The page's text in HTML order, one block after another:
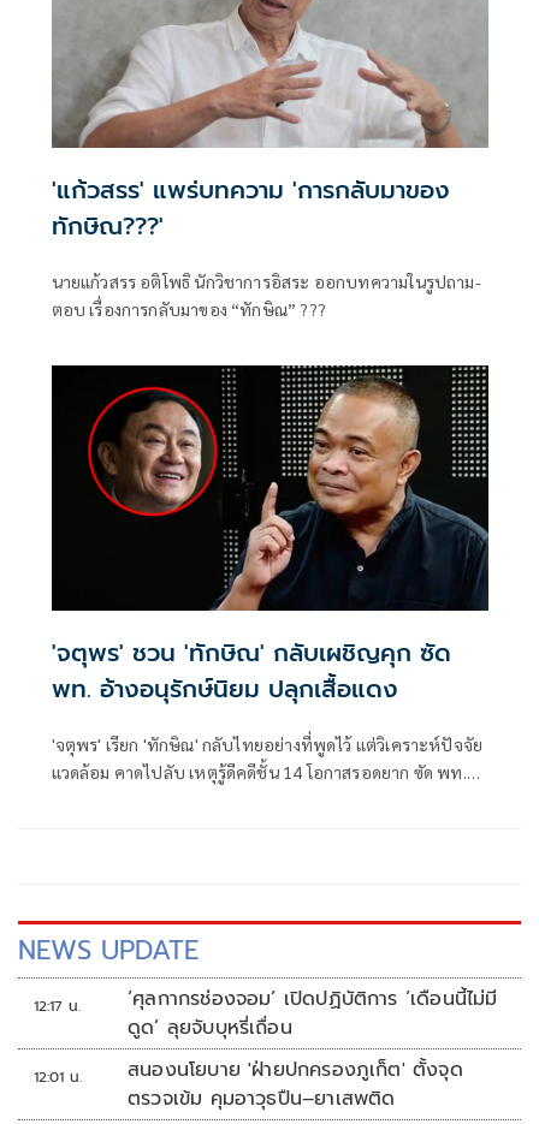
'แก้วสรร' แพร่บทความ 'การกลับมาของ
ทักษิณ???'
นายแก้วสรร อติโพธิ นักวิชาการอิสระ ออกบทความในรูปถาม-
ตอบ เรื่องการกลับมาของ “ทักษิณ” ???
'จตุพร' ชวน 'ทักษิณ' กลับเผชิญคุก ซัด
พท. อ้างอนุรักษ์นิยม ปลุกเสื้อแดง
'จตุพร' เรียก 'ทักษิณ' กลับไทยอย่างที่พูดไว้ แต่วิเคราะห์ปัจจัย
แวดล้อม คาดไปลับ เหตุรู้ดีคดีชั้น 14 โอกาสรอดยาก ซัด พท.
NEWS UPDATE
12:17 น.
‘ศุลกากรช่องจอม’ เปิดปฏิบัติการ ‘เดือนนี้ไม่มี
ดูด’ ลุยจับบุหรี่เถื่อน
12:01 น.
สนองนโยบาย 'ฝ่ายปกครองภูเก็ต' ตั้งจุด
ตรวจเข้ม คุมอาวุธปืน–ยาเสพติด